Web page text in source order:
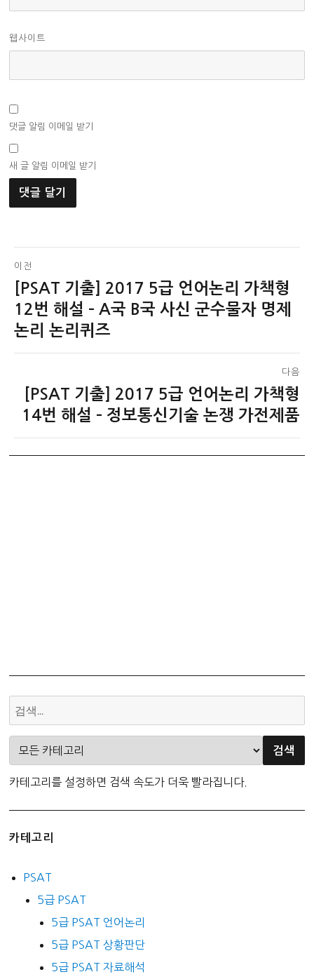
웹사이트
댓글 알림 이메일 받기
새 글 알림 이메일 받기
글
탐
색
이전
이
전
글:
[PSAT 기출] 2017 5급 언어논리 가책형
12번 해설 – A국 B국 사신 군수물자 명제
논리 논리퀴즈
다음
음
[PSAT 기출] 2017 5급 언어논리 가책형
14번 해설 – 정보통신기술 논쟁 가전제품
카테고리를 설정하면 검색 속도가 더욱 빨라집니다.
카테고리
PSAT
5급 PSAT
5급 PSAT 언어논리
5급 PSAT 상황판단
5급 PSAT 자료해석